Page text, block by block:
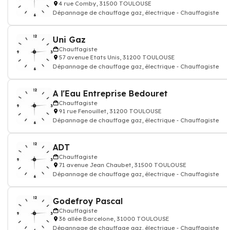
4 rue Comby, 31500 TOULOUSE
Dépannage de chauffage gaz, électrique - Chauffagiste
Uni Gaz
Chauffagiste
57 avenue Etats Unis, 31200 TOULOUSE
Dépannage de chauffage gaz, électrique - Chauffagiste
A l'Eau Entreprise Bedouret
Chauffagiste
91 rue Fenouillet, 31200 TOULOUSE
Dépannage de chauffage gaz, électrique - Chauffagiste
ADT
Chauffagiste
71 avenue Jean Chaubet, 31500 TOULOUSE
Dépannage de chauffage gaz, électrique - Chauffagiste
Godefroy Pascal
Chauffagiste
36 allée Barcelone, 31000 TOULOUSE
Dépannage de chauffage gaz, électrique - Chauffagiste